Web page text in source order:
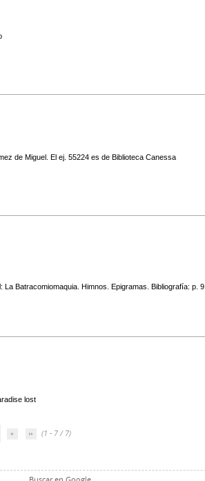
de Miguel. El ej. 55224 es de Biblioteca Canessa
Batracomiomaquia. Himnos. Epigramas. Bibliografía: p. 9
lost
(1 - 7 / 7)